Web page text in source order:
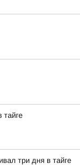
тайге
три дня в тайге